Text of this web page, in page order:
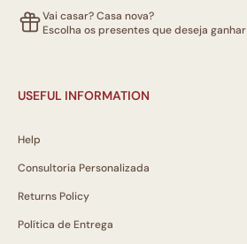
Vai casar? Casa nova?
Escolha os presentes que deseja ganhar
USEFUL INFORMATION
Help
Consultoria Personalizada
Returns Policy
Política de Entrega